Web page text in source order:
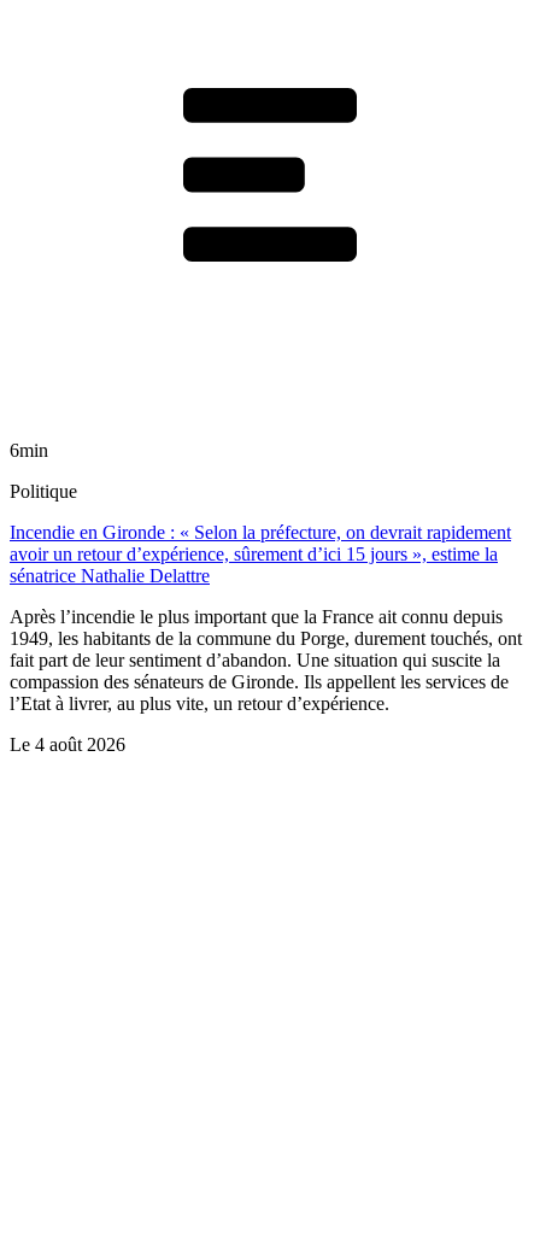
6min
Politique
Incendie en Gironde : « Selon la préfecture, on devrait rapidement
avoir un retour d’expérience, sûrement d’ici 15 jours », estime la
sénatrice Nathalie Delattre
Après l’incendie le plus important que la France ait connu depuis
1949, les habitants de la commune du Porge, durement touchés, ont
fait part de leur sentiment d’abandon. Une situation qui suscite la
compassion des sénateurs de Gironde. Ils appellent les services de
l’Etat à livrer, au plus vite, un retour d’expérience.
Le 4 août 2026